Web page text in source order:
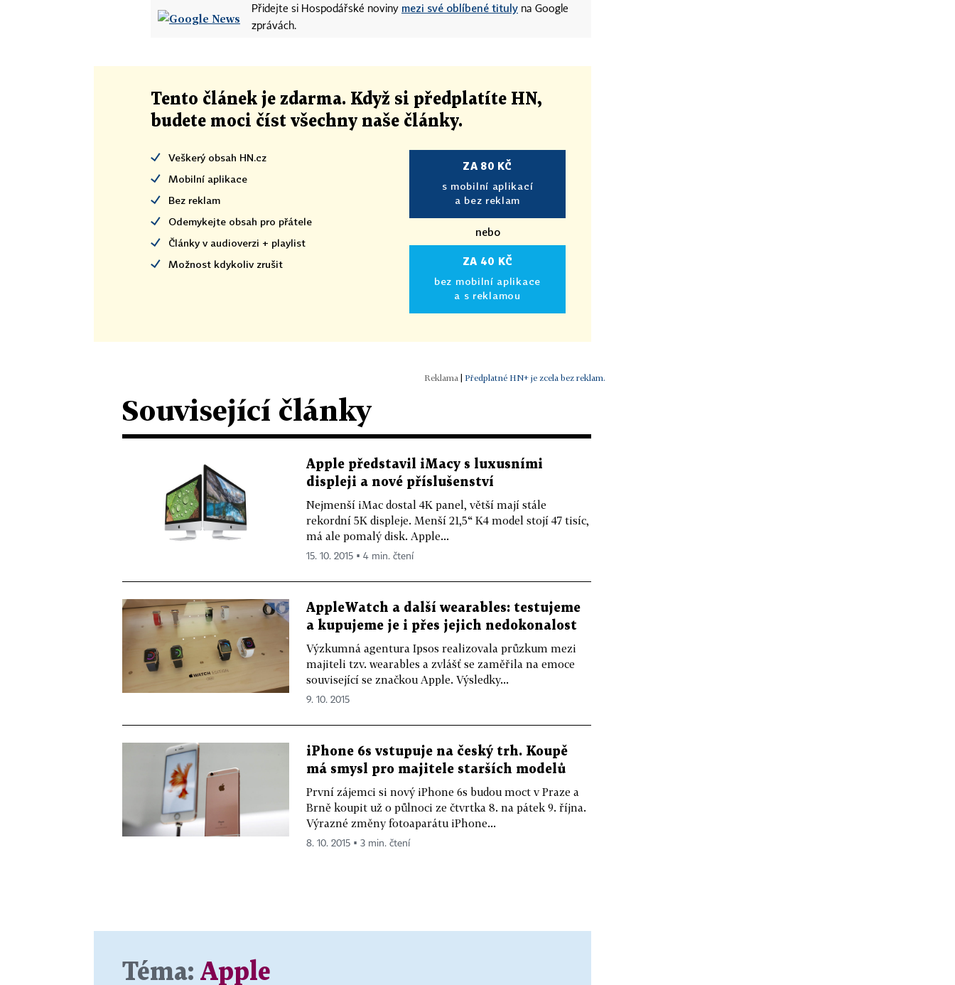
Přidejte si Hospodářské noviny mezi své oblíbené tituly na Google
zprávách.
Tento článek je zdarma. Když si předplatíte HN,
budete moci číst všechny naše články.
Veškerý obsah HN.cz
Mobilní aplikace
Bez reklam
Odemykejte obsah pro přátele
Články v audioverzi + playlist
Možnost kdykoliv zrušit
ZA 80 KČ
s mobilní aplikací
a bez reklam
nebo
ZA 40 KČ
bez mobilní aplikace
a s reklamou
| Předplatné HN+ je zcela bez reklam.
Související články
Apple představil iMacy s luxusními
displeji a nové příslušenství
Nejmenší iMac dostal 4K panel, větší mají stále
rekordní 5K displeje. Menší 21,5“ K4 model stojí 47 tisíc,
má ale pomalý disk. Apple...
15. 10. 2015 ▪ 4 min. čtení
AppleWatch a další wearables: testujeme
a kupujeme je i přes jejich nedokonalost
Výzkumná agentura Ipsos realizovala průzkum mezi
majiteli tzv. wearables a zvlášť se zaměřila na emoce
související se značkou Apple. Výsledky...
9. 10. 2015
iPhone 6s vstupuje na český trh. Koupě
má smysl pro majitele starších modelů
První zájemci si nový iPhone 6s budou moct v Praze a
Brně koupit už o půlnoci ze čtvrtka 8. na pátek 9. října.
Výrazné změny fotoaparátu iPhone...
8. 10. 2015 ▪ 3 min. čtení
Téma: Apple